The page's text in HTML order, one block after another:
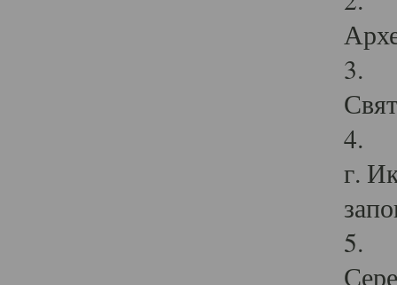
3.
4.
г.
5.